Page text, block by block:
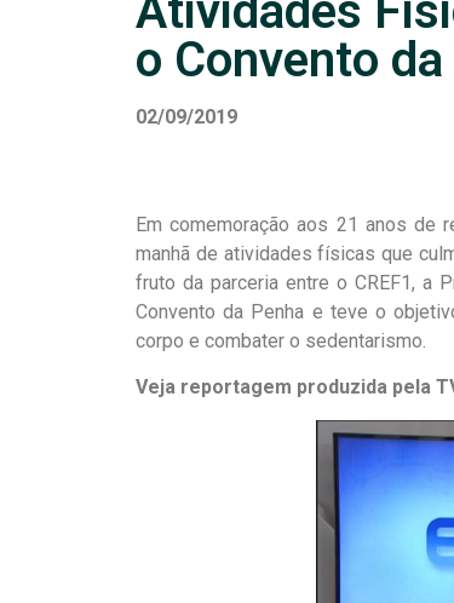
Atividades
o Convento
02/09/2019
Em comemoração aos 21 anos de
manhã de atividades físicas que
fruto da parceria entre o CREF1, a
Convento da Penha e teve o
corpo e combater o sedentarismo.
Veja reportagem produzida pela